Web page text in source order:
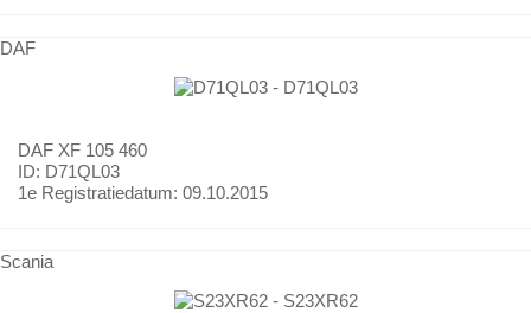
DAF
DAF XF 105 460
ID: D71QL03
1e Registratiedatum: 09.10.2015
Scania